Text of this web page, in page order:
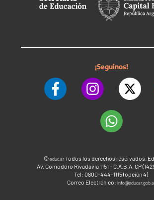
¡Seguinos!
©educ.arTodos los derechos reservados.
Av. Comodoro Rivadavia 1151 - C.A.B.A. CP
Tel: 0800-444-1115 (opción 4)
Correo Electrónico: